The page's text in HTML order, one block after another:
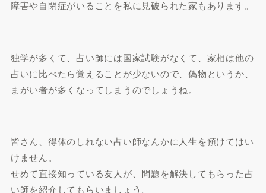
障害や自閉症がいることを私に見破られた家もあります。
独学が多くて、占い師には国家試験がなくて、家相は他の
占いに比べたら覚えることが少ないので、偽物というか、
まがい者が多くなってしまうのでしょうね。
皆さん、得体のしれない占い師なんかに人生を預けてはい
けません。
せめて直接知っている友人が、問題を解決してもらった占
い師を紹介してもらいましょう。